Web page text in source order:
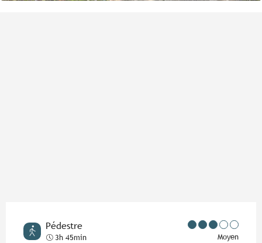
Pédestre
3h 45min Moyen